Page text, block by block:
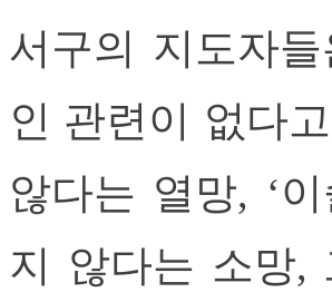
서구의 지도자
인 관련이 없다
않다는 열망, ‘
지 않다는 소망,